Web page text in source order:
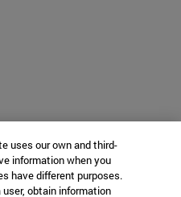
uses our own and third-
information when you
have different purposes.
obtain information